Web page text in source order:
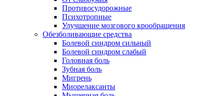
Противосудорожные
Психотропные
Улучшение мозгового крообращения
Обезболивающие средства
Болевой синдром сильный
Болевой синдром слабый
Головная боль
Зубная боль
Мигрень
Миорелаксанты